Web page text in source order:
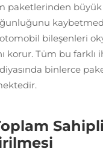
paketlerinden
bileşenleri
korur. Tüm bu farklı
binlerce